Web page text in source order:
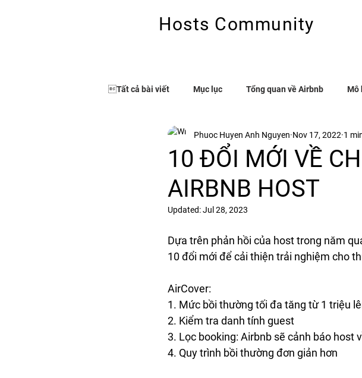
Hosts Community
Tất cả bài viết Mục lục Tổng quan về Airbnb Mô
10 ĐỔI MỚI VỀ
AIRBNB HOST
Phuoc Huyen Anh Nguyen Nov 17, 2022 1
Updated:Jul 28, 2023
Dựa trên phản hồi của host trong năm
10 đổi mới để cải thiện trải nghiệm cho
AirCover:
1. Mức bồi thường tối đa tăng từ 1 triệu
2. Kiểm tra danh tính guest
3. Lọc booking: Airbnb sẽ cảnh báo host
4. Quy trình bồi thường đơn giản hơn